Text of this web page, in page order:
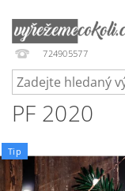
724905577
PF 2020
Tip